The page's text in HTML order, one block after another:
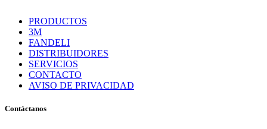
PRODUCTOS
3M
FANDELI
DISTRIBUIDORES
SERVICIOS
CONTACTO
AVISO DE PRIVACIDAD
Contáctanos